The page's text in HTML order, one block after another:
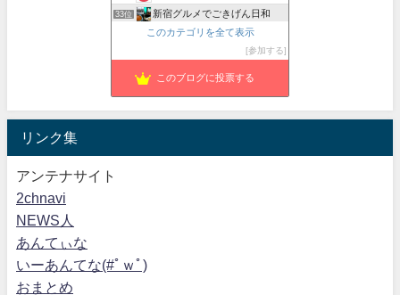
33位 新宿グルメでごきげん日和
紅子のセレブなグルメ日記
このカテゴリを全て表示
参加する
このブログに投票する
リンク集
アンテナサイト
2chnavi
NEWS人
あんてぃな
いーあんてな(#ﾟｗﾟ)
おまとめ